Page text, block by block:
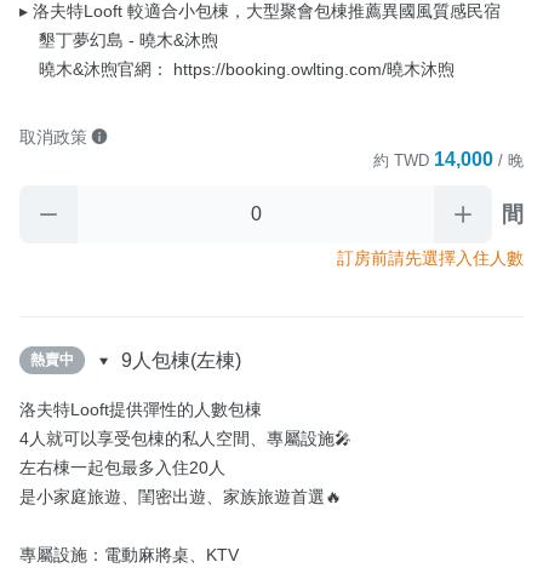
▸ 洛夫特Looft 較適合小包棟，大型聚會包棟推薦異國風質感民宿
    曉木&沐煦官網： https://booking.owlting.com/曉木沐煦
取消政策
約 TWD 14,000 / 晚
間
訂房前請先選擇入住人數
熱賣中 9人包棟(左棟)
洛夫特Looft提供彈性的人數包棟
4人就可以享受包棟的私人空間、專屬設施🎤
左右棟一起包最多入住20人
是小家庭旅遊、閨密出遊、家族旅遊首選🔥
專屬設施：電動麻將桌、KTV